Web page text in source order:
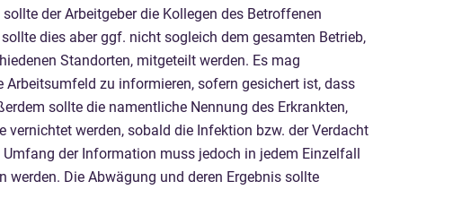
der Arbeitgeber die Kollegen des Betroffenen
dies aber ggf. nicht sogleich dem gesamten Betrieb,
Standorten, mitgeteilt werden. Es mag
zu informieren, sofern gesichert ist, dass
sollte die namentliche Nennung des Erkrankten,
werden, sobald die Infektion bzw. der Verdacht
der Information muss jedoch in jedem Einzelfall
Die Abwägung und deren Ergebnis sollte